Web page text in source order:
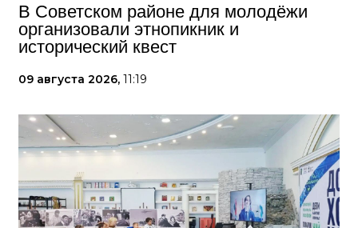
В Советском районе для молодёжи
организовали этнопикник и
исторический квест
09 августа 2026, 11:19